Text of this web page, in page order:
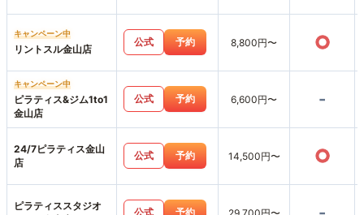
キャンペーン中
リントスル金山店
公式 予約 8,800円〜 ○
キャンペーン中
ピラティス&ジム1to1
金山店
公式 予約 6,600円〜 -
24/7ピラティス金山
店
公式 予約 14,500円〜 ○
ピラティススタジオ
公式 予約